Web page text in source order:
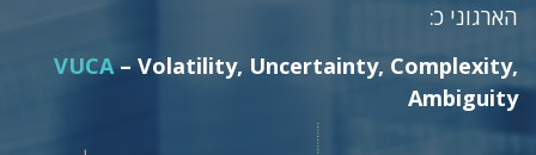
הארגוני כ:
VUCA– Volatility, Uncertainty, Complexity,
Ambiguity